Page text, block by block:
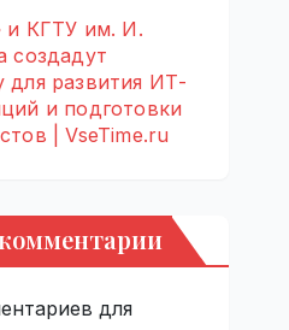
и КГТУ им. И.
создадут
для развития ИТ-
и подготовки
| VseTime.ru
для